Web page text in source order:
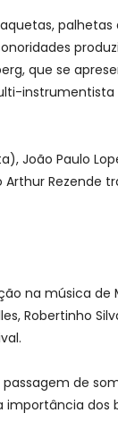
palhetas
que se
instrumentista
João Paulo
Rezende
na música de
Robertinho
de
importância dos